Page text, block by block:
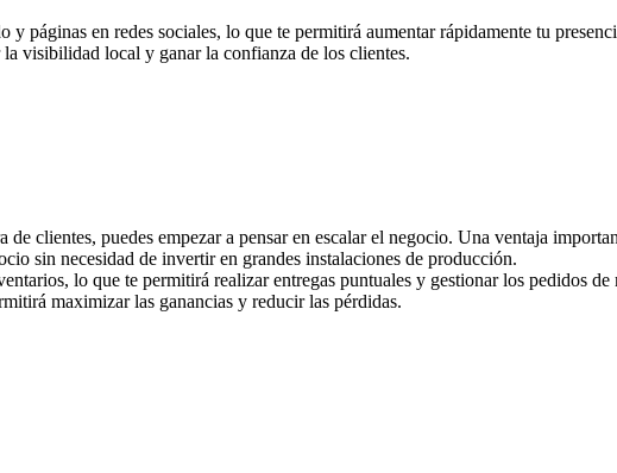
páginas en redes sociales, lo que te permitirá aumentar rápidamente tu
visibilidad local y ganar la confianza de los clientes.
clientes, puedes empezar a pensar en escalar el negocio. Una ventaja
sin necesidad de invertir en grandes instalaciones de producción.
lo que te permitirá realizar entregas puntuales y gestionar los pedidos de
maximizar las ganancias y reducir las pérdidas.